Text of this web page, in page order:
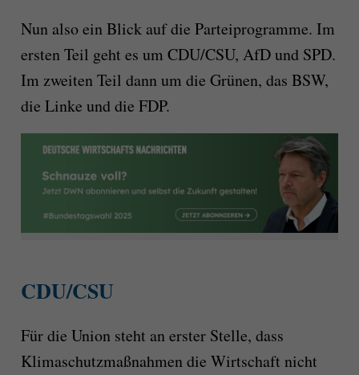
Nun also ein Blick auf die Parteiprogramme. Im
ersten Teil geht es um CDU/CSU, AfD und SPD.
Im zweiten Teil dann um die Grünen, das BSW,
die Linke und die FDP.
CDU/CSU
Für die Union steht an erster Stelle, dass
Klimaschutzmaßnahmen die Wirtschaft nicht